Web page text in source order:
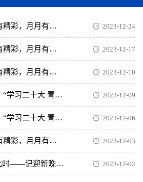
【天天有活动，周周有精彩，月月有特色】精彩二课，青春交院，本周回顾！ 2023-12-24
【天天有活动，周周有精彩，月月有特色】精彩二课，青春交院，本周回顾！（附第十六周活动预告） 2023-12-17
【天天有活动，周周有精彩，月月有特色】精彩二课，青春交院，本周回顾！（附第十五周活动预告） 2023-12-10
大学生社区实践计划｜“学习二十大 青春志愿行”2023年秋季学期支教 · 丹桥 第四期实践活动掠影 2023-12-09
大学生社区实践计划｜“学习二十大 青春志愿行”2023年秋季学期支教 · 丹桥 第三期 2023-12-06
【天天有活动，周周有精彩，月月有特色】精彩二课，青春交院，本周回顾！（结尾附第十四周活动预告） 2023-12-03
“社”彩缤纷，“团”聚此时——记迎新晚会暨社团之夜文艺汇演节目选拔圆满完成 2023-12-02